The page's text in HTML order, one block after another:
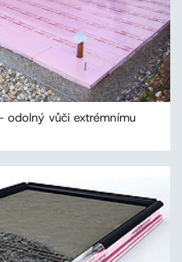
odolný vůči extrémnímu